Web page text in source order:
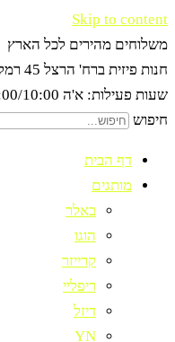
Skip to content
משלוחים מהירים לכל הארץ
חנות פיזית ברח' הרצל 45 רמלה
שעות פעילות: א'ה 21:00/10:00
חיפוש
דף הבית
מותגים
באלר
הוגו
קרייזר
ריפליי
דיזל
YN